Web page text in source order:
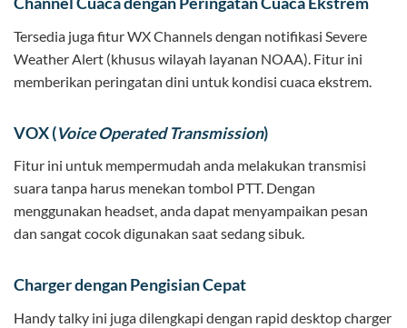
Tersedia juga fitur WX Channels dengan notifikasi Severe
Weather Alert (khusus wilayah layanan NOAA). Fitur ini
memberikan peringatan dini untuk kondisi cuaca ekstrem.
VOX (Voice Operated Transmission)
Fitur ini untuk mempermudah anda melakukan transmisi
suara tanpa harus menekan tombol PTT. Dengan
menggunakan headset, anda dapat menyampaikan pesan
dan sangat cocok digunakan saat sedang sibuk.
Charger dengan Pengisian Cepat
Handy talky ini juga dilengkapi dengan rapid desktop charger